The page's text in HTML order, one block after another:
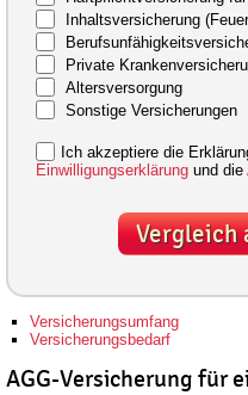
Inhaltsversicherung
Private
Altersversorgung
Sonstige Versicherungen
Ich akzeptiere die
Einwilligungserklärung und die
Vergleich
Versicherungsumfang
Versicherungsbedarf
AGG-Versicherung für